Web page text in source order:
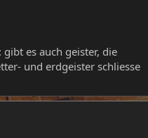
es auch geister, die
und erdgeister schliesse